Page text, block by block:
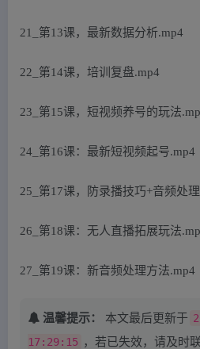
21_第13课，最新数据分析.mp4
22_第14课，培训复盘.mp4
23_第15课，短视频养号的玩法
24_第16课：最新短视频起号.mp4
25_第17课，防录播技巧+音频处
26_第18课：无人直播拓展玩法
27_第19课：新音频处理方法.mp4
温馨提示： 本文最后更新于
17:29:15
，若已失效，请及时